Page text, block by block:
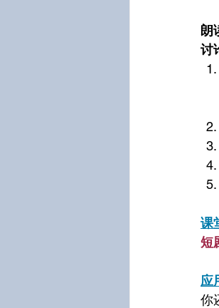
朗
讨
课
短
应
你